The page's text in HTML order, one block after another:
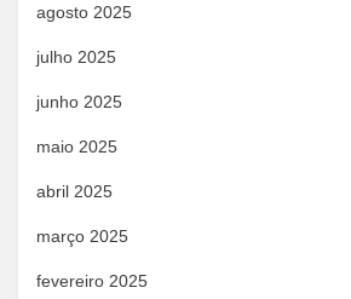
agosto 2025
julho 2025
junho 2025
maio 2025
abril 2025
março 2025
fevereiro 2025